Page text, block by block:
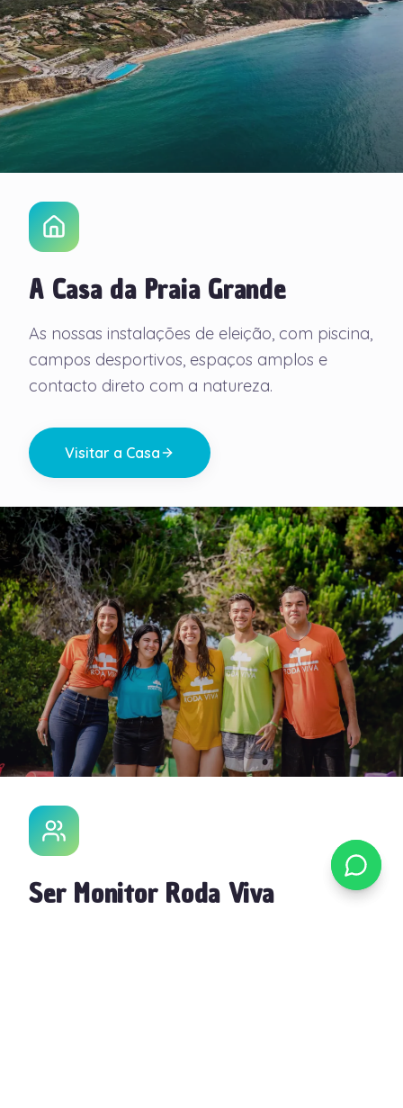
A Casa da Praia Grande
As nossas instalações de eleição, com piscina,
campos desportivos, espaços amplos e
contacto direto com a natureza.
Visitar a Casa
Ser Monitor Roda Viva